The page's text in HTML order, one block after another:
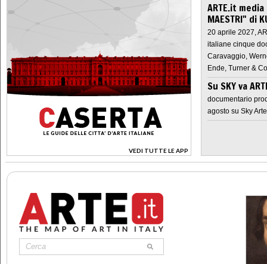
VEDI TUTTE LE APP
>
ARTE.it
MAESTRI" di
20 aprile 2027,
italiane cinque
Caravaggio,
Ende, Turner &
Su SKY va
documentario
agosto su Sky Arte